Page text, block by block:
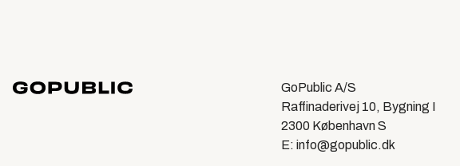
GoPublic A/S
Raffinaderivej 10, Bygning I
2300 København S
E: info@gopublic.dk